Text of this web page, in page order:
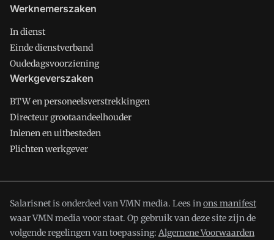
Werknemerszaken
In dienst
Einde dienstverband
Oudedagsvoorziening
Werkgeverszaken
BTW en personeelsverstrekkingen
Directeur grootaandeelhouder
Inlenen en uitbesteden
Plichten werkgever
Salarisnet is onderdeel van VMN media. Lees inons manifest
waar VMN media voor staat. Op gebruik van deze site zijn de
volgende regelingen van toepassing: Algemene Voorwaarden